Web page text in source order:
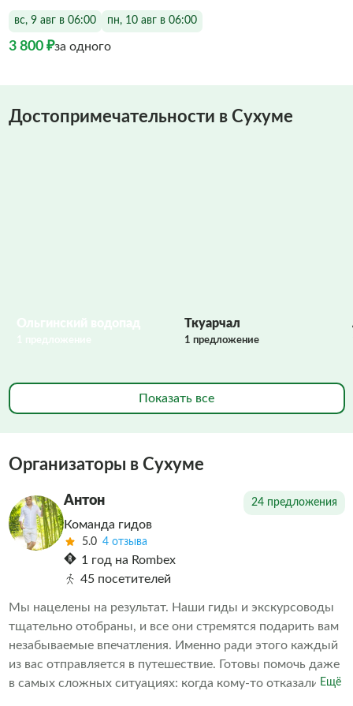
вс, 9 авг в 06:00 пн, 10 авг в 06:00
3 800 ₽за одного
Достопримечательности в Сухуме
Ткуарчал
1 предложение
Показать все
Организаторы в Сухуме
Антон 24 предложения
Команда гидов
5.0 4 отзыва
1 год на Rombex
45 посетителей
Мы нацелены на результат. Наши гиды и экскурсоводы
тщательно отобраны, и все они стремятся подарить вам
незабываемые впечатления. Именно ради этого каждый
из вас отправляется в путешествие. Готовы помочь даже
в самых сложных ситуациях: когда кому-то отказали вЕщё